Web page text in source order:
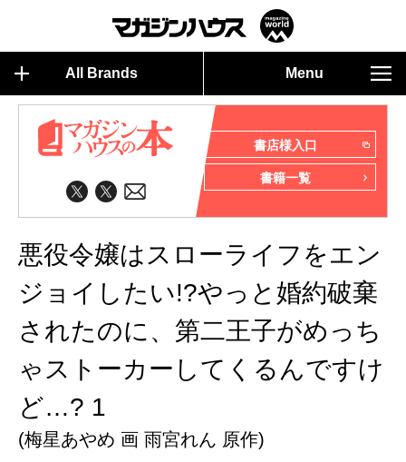
All Brands Menu
書店様入口
書籍一覧
悪役令嬢はスローライフをエン
ジョイしたい!?やっと婚約破棄
されたのに、第二王子がめっち
ゃストーカーしてくるんですけ
ど…? 1
(梅星あやめ 画 雨宮れん 原作)